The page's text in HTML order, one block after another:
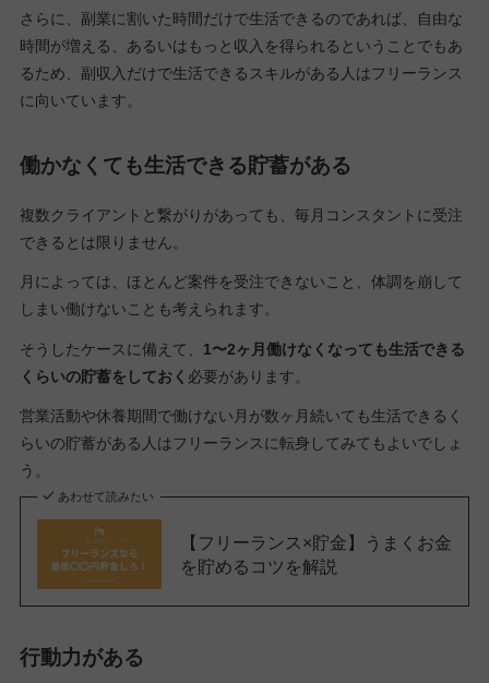
さらに、副業に割いた時間だけで生活できるのであれば、自由な
時間が増える、あるいはもっと収入を得られるということでもあ
るため、副収入だけで生活できるスキルがある人はフリーランス
に向いています。
働かなくても生活できる貯蓄がある
複数クライアントと繋がりがあっても、毎月コンスタントに受注
できるとは限りません。
月によっては、ほとんど案件を受注できないこと、体調を崩して
しまい働けないことも考えられます。
そうしたケースに備えて、 1〜2ヶ月働けなくなっても生活できる
くらいの貯蓄をしておく 必要があります。
営業活動や休養期間で働けない月が数ヶ月続いても生活できるく
らいの貯蓄がある人はフリーランスに転身してみてもよいでしょ
う。
あわせて読みたい
【フリーランス×貯金】うまくお金
を貯めるコツを解説
行動力がある